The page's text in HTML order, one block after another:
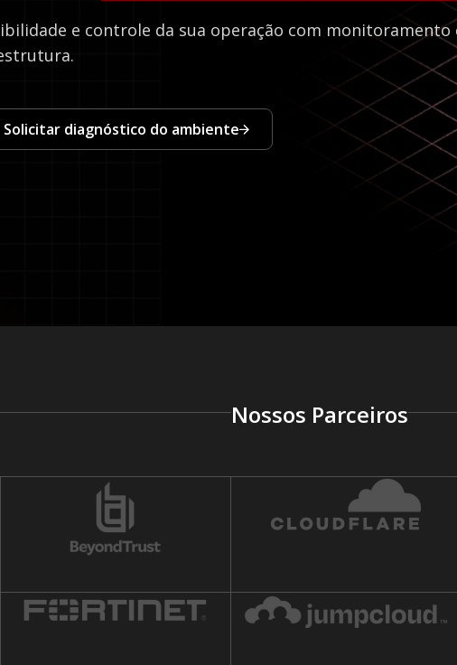
e controle da sua operação com monitoramento
Solicitar diagnóstico do ambiente
Nossos Parceiros